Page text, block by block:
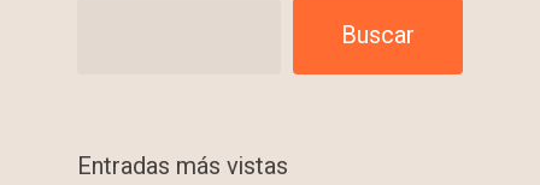
Buscar
Entradas más vistas